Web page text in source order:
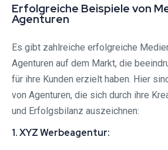
Erfolgreiche Beispiele von
Agenturen
Es gibt zahlreiche erfolgreiche
Agenturen auf dem Markt, die
für ihre Kunden erzielt haben. Hier
von Agenturen, die sich durch ihre
und Erfolgsbilanz auszeichnen:
1. XYZ Werbeagentur: